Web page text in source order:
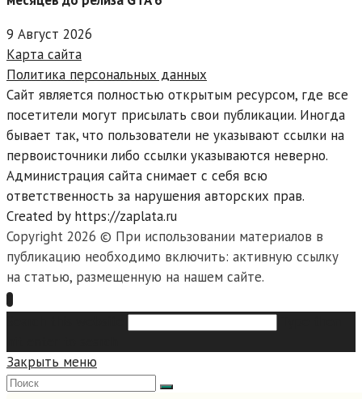
9 Август 2026
Карта сайта
Политика персональных данных
Сайт является полностью открытым ресурсом, где все
посетители могут присылать свои публикации. Иногда
бывает так, что пользователи не указывают ссылки на
первоисточники либо ссылки указываются неверно.
Администрация сайта снимает с себя всю
ответственность за нарушения авторских прав.
Created by https://zaplata.ru
Copyright 2026 © При использовании материалов в
публикацию необходимо включить: активную ссылку
на статью, размещенную на нашем сайте.
Закрыть меню